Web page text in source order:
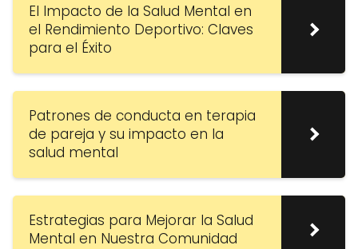
El Impacto de la Salud Mental en
el Rendimiento Deportivo: Claves
para el Éxito
Patrones de conducta en terapia
de pareja y su impacto en la
salud mental
Estrategias para Mejorar la Salud
Mental en Nuestra Comunidad